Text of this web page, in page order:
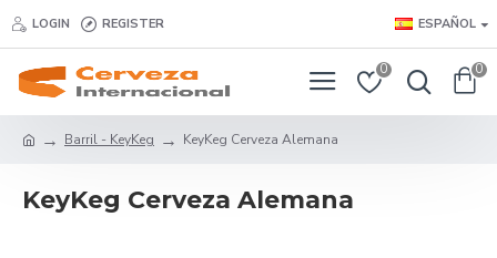
LOGIN REGISTER ESPAÑOL
0 0
Barril - KeyKeg KeyKeg Cerveza Alemana
KeyKeg Cerveza Alemana